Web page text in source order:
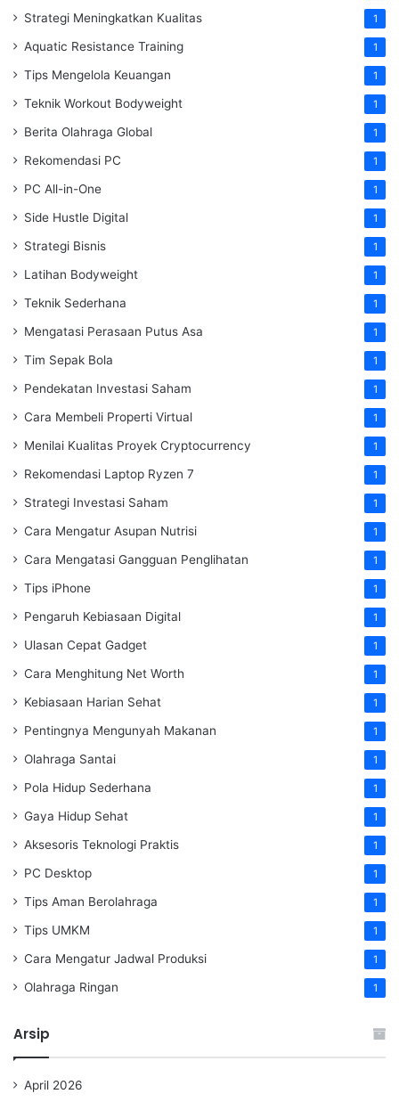
Strategi Meningkatkan Kualitas 1
Aquatic Resistance Training 1
Tips Mengelola Keuangan 1
Teknik Workout Bodyweight 1
Berita Olahraga Global 1
Rekomendasi PC 1
PC All-in-One 1
Side Hustle Digital 1
Strategi Bisnis 1
Latihan Bodyweight 1
Teknik Sederhana 1
Mengatasi Perasaan Putus Asa 1
Tim Sepak Bola 1
Pendekatan Investasi Saham 1
Cara Membeli Properti Virtual 1
Menilai Kualitas Proyek Cryptocurrency 1
Rekomendasi Laptop Ryzen 7 1
Strategi Investasi Saham 1
Cara Mengatur Asupan Nutrisi 1
Cara Mengatasi Gangguan Penglihatan 1
Tips iPhone 1
Pengaruh Kebiasaan Digital 1
Ulasan Cepat Gadget 1
Cara Menghitung Net Worth 1
Kebiasaan Harian Sehat 1
Pentingnya Mengunyah Makanan 1
Olahraga Santai 1
Pola Hidup Sederhana 1
Gaya Hidup Sehat 1
Aksesoris Teknologi Praktis 1
PC Desktop 1
Tips Aman Berolahraga 1
Tips UMKM 1
Cara Mengatur Jadwal Produksi 1
Olahraga Ringan 1
Arsip
April 2026